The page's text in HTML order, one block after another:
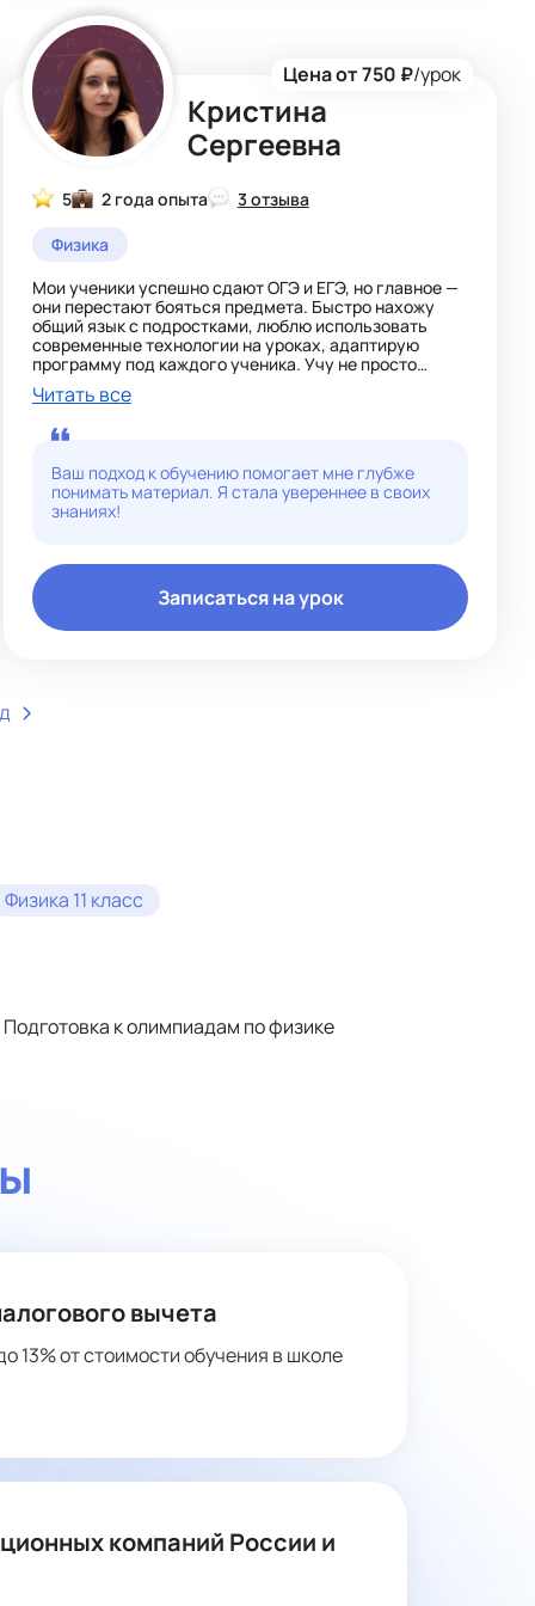
учебники, онлайн-курсы и интерактивные
приложения, которые помогают дополнить занятия и
углубить понимание предметов.
Кристина
Сергеевна
Цена от 750 ₽/урок
5 2 года опыта
3 отзыва
Физика
Мои ученики успешно сдают ОГЭ и ЕГЭ, но главное —
они перестают бояться предмета. Быстро нахожу
общий язык с подростками, люблю использовать
современные технологии на уроках, адаптирую
программу под каждого ученика. Учу не просто
решать задачи, а мыслить логически и не бояться
ошибок
Читать все
Ваш подход к обучению помогает мне глубже
понимать материал. Я стала увереннее в своих
знаниях!
Записаться на урок
Физика 11 класс
Подготовка к олимпиадам по физике
вычета
13% от стоимости обучения в школе
компаний России и